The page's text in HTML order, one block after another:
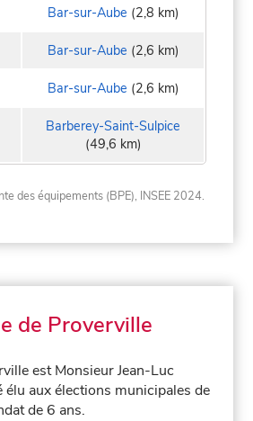
Bar-sur-Aube (2,8 km)
Bar-sur-Aube (2,6 km)
Bar-sur-Aube (2,6 km)
Barberey-Saint-Sulpice
(49,6 km)
des équipements (BPE), INSEE 2024.
de Proverville
est Monsieur Jean-Luc
élu aux élections municipales de
de 6 ans.